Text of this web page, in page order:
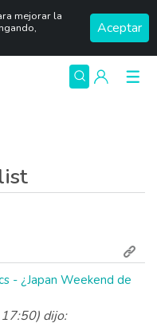
mejorar la
Aceptar
- ¿Japan Weekend de
dijo: